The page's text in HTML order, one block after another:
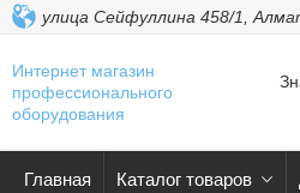
улица Сейфуллина 458/1,
Интернет магазин
профессионального
оборудования
Главная Каталог товаров